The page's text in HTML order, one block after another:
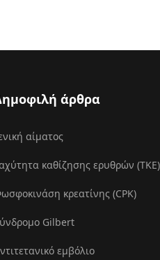
άρθρα
αίματος
καθίζησης ερυθρών (ΤΚΕ)
κρεατίνης (CPK)
Gilbert
εμβόλιο